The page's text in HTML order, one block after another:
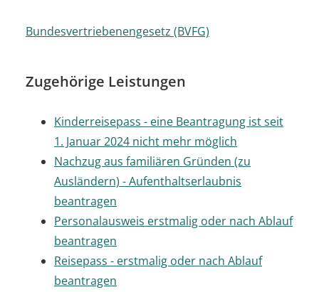
Bundesvertriebenengesetz (BVFG)
Zugehörige Leistungen
Kinderreisepass - eine Beantragung ist seit
1. Januar 2024 nicht mehr möglich
Nachzug aus familiären Gründen (zu
Ausländern) - Aufenthaltserlaubnis
beantragen
Personalausweis erstmalig oder nach Ablauf
beantragen
Reisepass - erstmalig oder nach Ablauf
beantragen